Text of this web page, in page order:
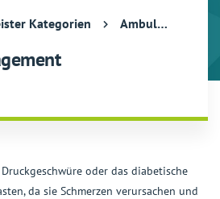
Kategorien Ambulante Pflege und hauswirtschaftliche Hilfe
oder das diabetische
da sie Schmerzen verursachen und